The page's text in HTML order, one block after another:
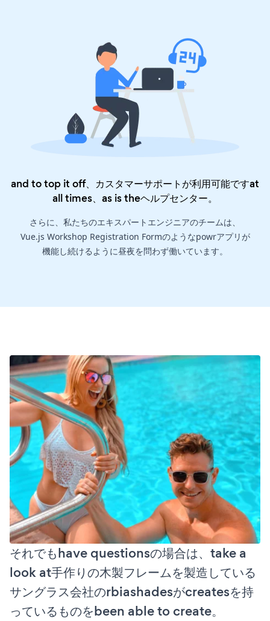
and to top it off、カスタマーサポートが利用可能ですat
all times、as is theヘルプセンター。
さらに、私たちのエキスパートエンジニアのチームは、
Vue.js Workshop Registration Formのようなpowrアプリが
機能し続けるように昼夜を問わず働いています。
それでもhave questionsの場合は、take a
look at手作りの木製フレームを製造している
サングラス会社のrbiashadesがcreatesを持
っているものをbeen able to create。